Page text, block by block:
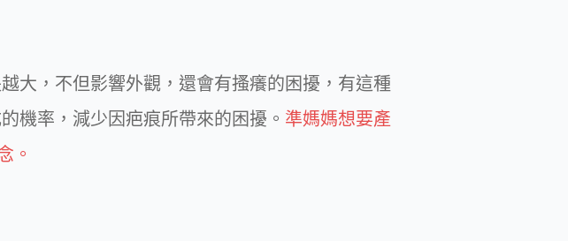
大，不但影響外觀，還會有搔癢的困擾，有這種
機率，減少因疤痕所帶來的困擾。 準媽媽想要產
。